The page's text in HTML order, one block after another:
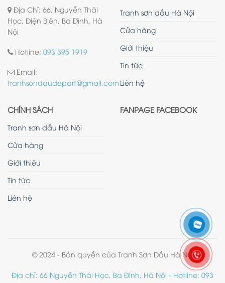
Địa Chỉ: 66, Nguyễn Thái
Học, Điện Biên, Ba Đình, Hà
Nội
Hotline: 093 395 1919
Email:
tranhsondaudepart@gmail.com
Tranh sơn dầu Hà Nội
Cửa hàng
Giới thiệu
Tin tức
Liên hệ
CHÍNH SÁCH
Tranh sơn dầu Hà Nội
Cửa hàng
Giới thiệu
Tin tức
Liên hệ
FANPAGE FACEBOOK
© 2024 - Bản quyền của Tranh Sơn Dầu Hà Nội
Địa chỉ: 66 Nguyễn Thái Học, Ba Đình, Hà Nội - Hotline: 093